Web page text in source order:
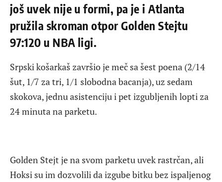
još uvek nije u formi, pa je i Atlanta
pružila skroman otpor Golden Stejtu
97:120 u NBA ligi.
Srpski košarkaš završio je meč sa šest poena (2/14
šut, 1/7 za tri, 1/1 slobodna bacanja), uz sedam
skokova, jednu asistenciju i pet izgubljenih lopti za
24 minuta na parketu.
Golden Stejt je na svom parketu uvek rastrčan, ali
Hoksi su im dozvolili da izgube bitku bez ispaljenog